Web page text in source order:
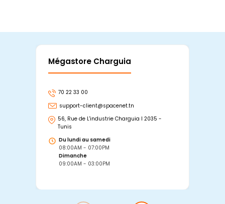
Mégastore Charguia
70 22 33 00
support-client@spacenet.tn
56, Rue de L'industrie Charguia I 2035 -
Tunis
Du lundi au samedi
08:00AM - 07:00PM
Dimanche
09:00AM - 03:00PM